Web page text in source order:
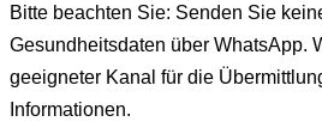
Bitte beachten Sie: Senden Sie
Gesundheitsdaten über WhatsApp.
geeigneter Kanal für die
Informationen.